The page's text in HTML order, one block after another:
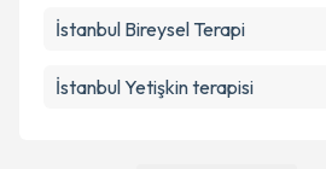
İstanbul Bireysel Terapi
İstanbul Yetişkin terapisi